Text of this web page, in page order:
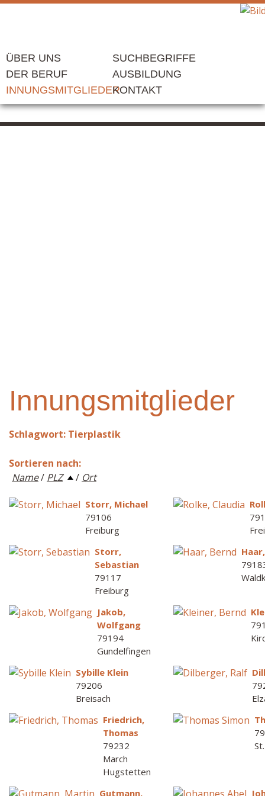
ÜBER UNS
DER BERUF
INNUNGSMITGLIEDER
SUCHBEGRIFFE
AUSBILDUNG
KONTAKT
Innungsmitglieder
Schlagwort: Tierplastik
Sortieren nach:
Name/ PLZ / Ort
Storr, Michael
79106
Freiburg
Storr,
Sebastian
79117
Freiburg
Jakob,
Wolfgang
79194
Gundelfingen
Sybille Klein
79206
Breisach
Friedrich,
Thomas
79232
March
Hugstetten
Gutmann,